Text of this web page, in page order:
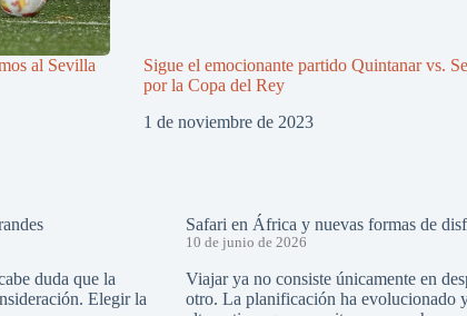
al Sevilla
Sigue el emocionante partido Quintanar vs.
por la Copa del Rey
1 de noviembre de 2023
duda que la
Elegir la
Safari en África y nuevas formas de
10 de junio de 2026
Viajar ya no consiste únicamente en
otro. La planificación ha evolucionado